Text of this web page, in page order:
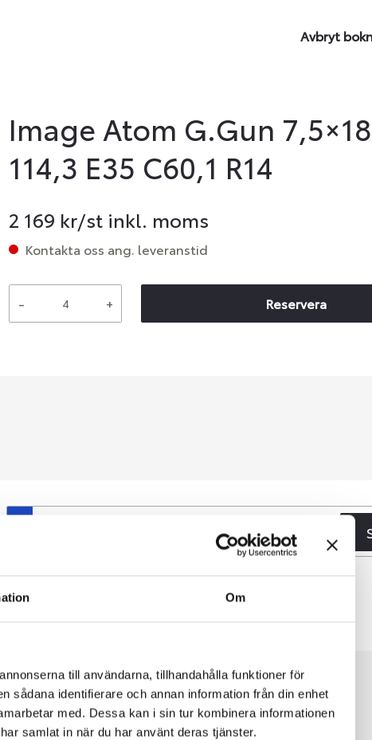
Om
till användarna, tillhandahålla funktioner för
sådana identifierare och annan information från din enhet
med. Dessa kan i sin tur kombinera informationen
samlat in när du har använt deras tjänster.
Avbryt
Image Atom G.Gun
114,3 E35 C60,1 R14
2 169 kr/st inkl. moms
Kontakta oss ang. leveranstid
- + Reservera